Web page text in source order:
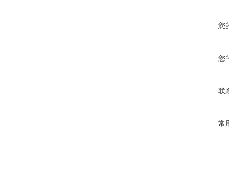
您
您
联
常